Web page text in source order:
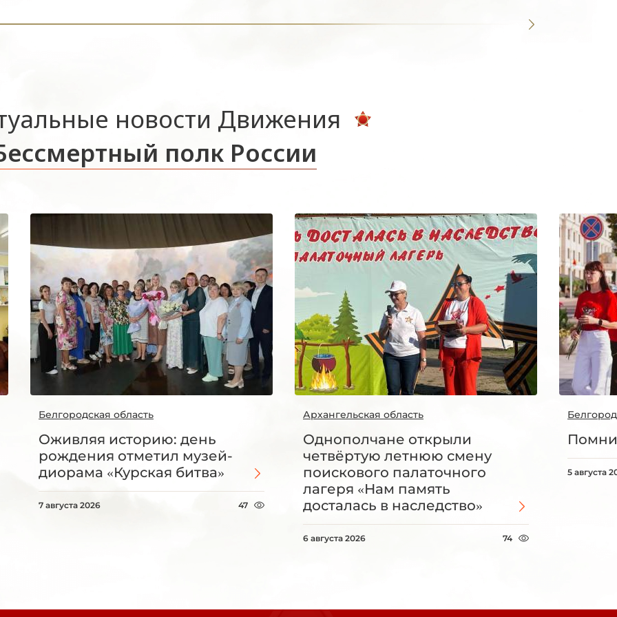
новости Движения
полк России
Белгородская область
Оживляя историю: день
рождения отметил музей-
диорама «Курская битва»
7 августа 2026 47
Архангельская область
Однополчане открыли
четвёртую летнюю смену
поискового палаточного
лагеря «Нам память
досталась в наследство»
6 августа 2026 74
5 августа